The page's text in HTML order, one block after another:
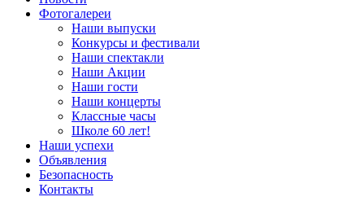
Фотогалереи
Наши выпуски
Конкурсы и фестивали
Наши спектакли
Наши Акции
Наши гости
Наши концерты
Классные часы
Школе 60 лет!
Наши успехи
Объявления
Безопасность
Контакты